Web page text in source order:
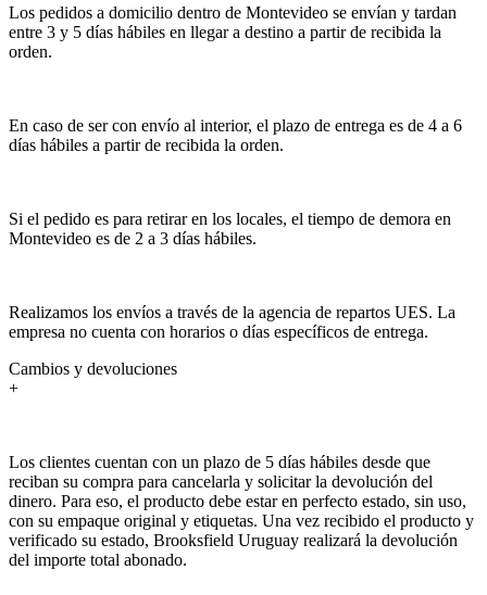
Los pedidos a domicilio dentro de Montevideo se envían y tardan
entre 3 y 5 días hábiles en llegar a destino a partir de recibida la
orden.
En caso de ser con envío al interior, el plazo de entrega es de 4 a 6
días hábiles a partir de recibida la orden.
Si el pedido es para retirar en los locales, el tiempo de demora en
Montevideo es de 2 a 3 días hábiles.
Realizamos los envíos a través de la agencia de repartos UES. La
empresa no cuenta con horarios o días específicos de entrega.
Cambios y devoluciones
+
Los clientes cuentan con un plazo de 5 días hábiles desde que
reciban su compra para cancelarla y solicitar la devolución del
dinero. Para eso, el producto debe estar en perfecto estado, sin uso,
con su empaque original y etiquetas. Una vez recibido el producto y
verificado su estado, Brooksfield Uruguay realizará la devolución
del importe total abonado.